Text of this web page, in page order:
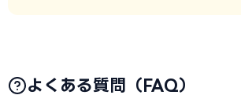
よくある質問（FAQ）